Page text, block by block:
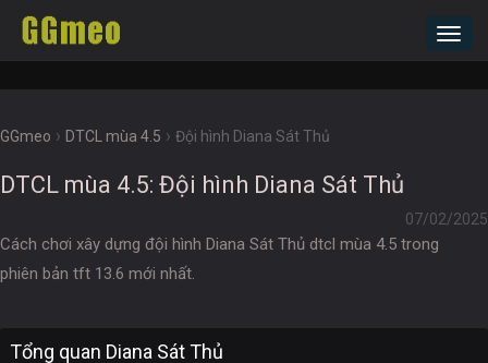
GGmeo › DTCL mùa 4.5 › Đội hình Diana Sát Thủ
DTCL mùa 4.5: Đội hình Diana Sát Thủ
07/02/2025
Cách chơi xây dựng đội hình Diana Sát Thủ dtcl mùa 4.5 trong
phiên bản tft 13.6 mới nhất.
Tổng quan Diana Sát Thủ